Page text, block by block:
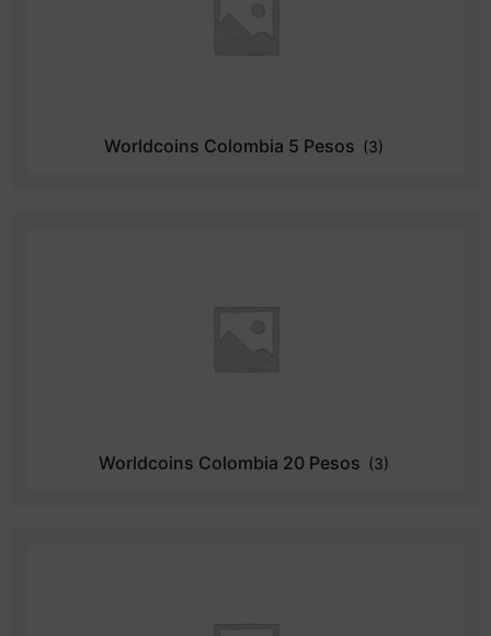
Worldcoins Colombia 5 Pesos (3)
Worldcoins Colombia 20 Pesos (3)